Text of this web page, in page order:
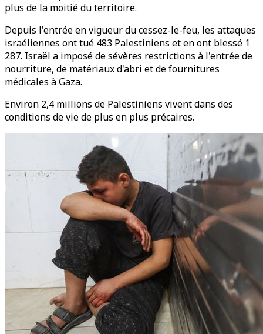
plus de la moitié du territoire.
Depuis l'entrée en vigueur du cessez-le-feu, les attaques
israéliennes ont tué 483 Palestiniens et en ont blessé 1
287. Israël a imposé de sévères restrictions à l'entrée de
nourriture, de matériaux d'abri et de fournitures
médicales à Gaza.
Environ 2,4 millions de Palestiniens vivent dans des
conditions de vie de plus en plus précaires.